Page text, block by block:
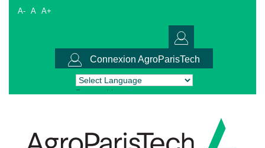
A- A A+
Connexion AgroParisTech
Powered by Translate